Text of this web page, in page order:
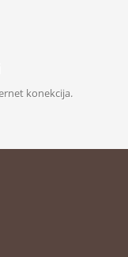
konekcija.